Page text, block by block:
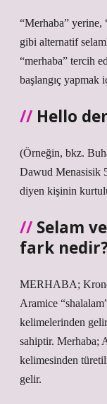
“Merhaba” yerine,
gibi alternatif
“merhaba” tercih
başlangıç ​​yapmak
Hello
(Örneğin, bkz.
Dawud Menasisik
diyen kişinin
Selam
fark
MERHABA;
Aramice
kelimelerinden gelir
sahiptir. Merhaba;
kelimesinden
gelir.